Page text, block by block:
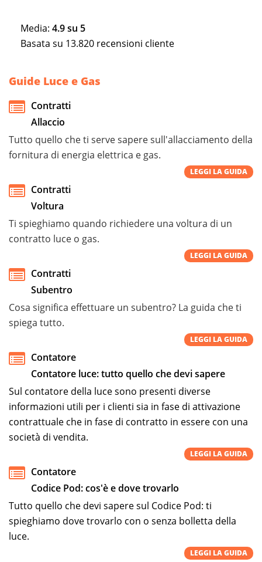
Media: 4.9su 5
Basata su 13.820 recensioni cliente
Guide Luce e Gas
Contratti
Allaccio
Tutto quello che ti serve sapere sull'allacciamento della
fornitura di energia elettrica e gas.
LEGGI LA GUIDA
Contratti
Voltura
Ti spieghiamo quando richiedere una voltura di un
contratto luce o gas.
LEGGI LA GUIDA
Contratti
Subentro
Cosa significa effettuare un subentro? La guida che ti
spiega tutto.
LEGGI LA GUIDA
Contatore
Contatore luce: tutto quello che devi sapere
Sul contatore della luce sono presenti diverse
informazioni utili per i clienti sia in fase di attivazione
contrattuale che in fase di contratto in essere con una
società di vendita.
LEGGI LA GUIDA
Contatore
Codice Pod: cos'è e dove trovarlo
Tutto quello che devi sapere sul Codice Pod: ti
spieghiamo dove trovarlo con o senza bolletta della
luce.
LEGGI LA GUIDA